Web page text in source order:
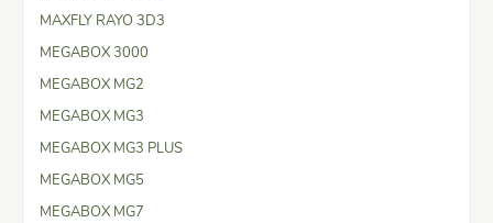
MAXFLY RAYO 3D3
MEGABOX 3000
MEGABOX MG2
MEGABOX MG3
MEGABOX MG3 PLUS
MEGABOX MG5
MEGABOX MG7